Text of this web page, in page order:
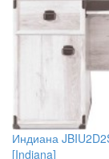
Индиана
[Indiana]